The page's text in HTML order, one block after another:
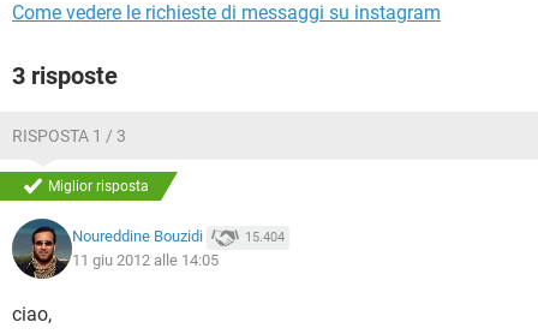
Come vedere le richieste di messaggi su instagram
3 risposte
RISPOSTA 1 / 3
Miglior risposta
Noureddine Bouzidi 15.404
11 giu 2012 alle 14:05
ciao,